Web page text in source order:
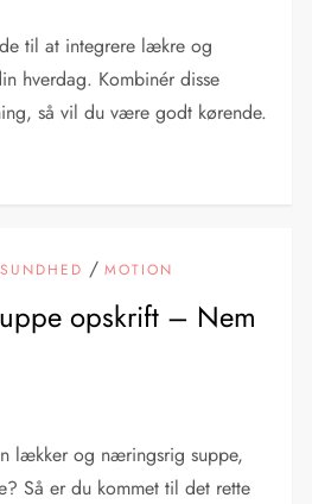
til at integrere lækre og
hverdag. Kombinér disse
så vil du være godt kørende.
/MOTION
opskrift – Nem
lækker og næringsrig suppe,
Så er du kommet til det rette